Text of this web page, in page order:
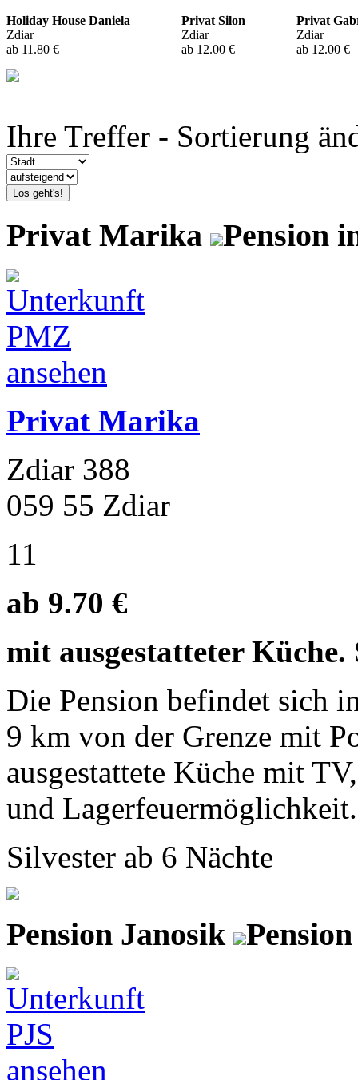
Holiday House Daniela
Zdiar
ab 11.80 €
Privat Silon
Zdiar
ab 12.00 €
Privat
Zdiar
ab 12.00 €
Ihre Treffer - Sortierung
Los geht's!
Privat Marika Pension
Privat Marika
Zdiar 388
059 55 Zdiar
11
ab 9.70 €
mit ausgestatteter
Die Pension befindet sich
9 km von der Grenze mit
ausgestattete Küche mit
und
Silvester ab 6 Nächte
Pension Janosik